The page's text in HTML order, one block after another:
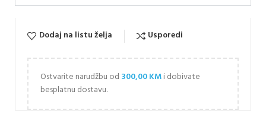
Dodaj na listu želja Usporedi
Ostvarite narudžbu od 300,00KMi dobivate
besplatnu dostavu.